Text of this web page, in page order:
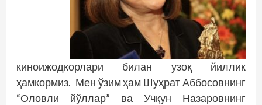
киноижодкорлари билан узоқ йиллик
ҳамкормиз. Мен ўзим ҳам Шуҳрат Аббосовнинг
“Оловли йўллар” ва Учқун Назаровнинг